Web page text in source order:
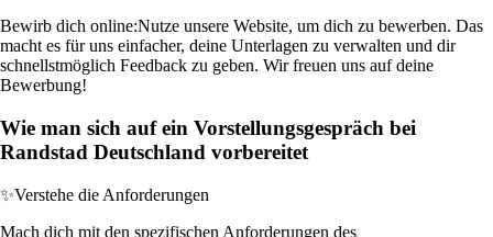
Bewirb dich online:Nutze unsere Website, um dich zu bewerben. Das
macht es für uns einfacher, deine Unterlagen zu verwalten und dir
schnellstmöglich Feedback zu geben. Wir freuen uns auf deine
Bewerbung!
Wie man sich auf ein Vorstellungsgespräch bei
Randstad Deutschland vorbereitet
✨Verstehe die Anforderungen
Mach dich mit den spezifischen Anforderungen des